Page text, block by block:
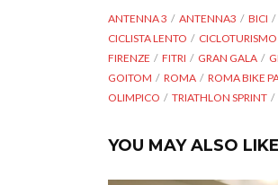
ANTENNA 3 ANTENNA3 BICI
CICLISTA LENTO
CICLOTURISMO
FIRENZE
FITRI GRAN GALA
GOITOM
ROMA ROMA BIKE
OLIMPICO
TRIATHLON SPRINT
YOU MAY ALSO LIKE